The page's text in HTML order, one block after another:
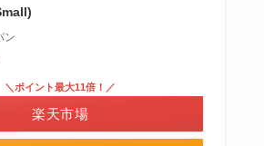
ン
＼ポイント最大11倍！／
楽天市場